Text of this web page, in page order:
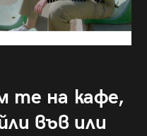
те на кафе,
във или